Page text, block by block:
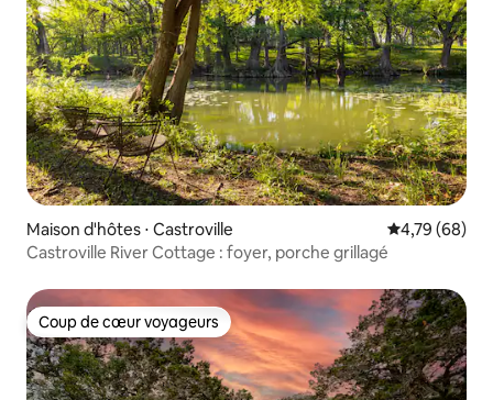
Maison d'hôtes ⋅ Castroville Évaluation
4,79 (68)
Castroville River Cottage : foyer, porche grillagé
Coup de cœur voyageurs
Coup de cœur voyageurs